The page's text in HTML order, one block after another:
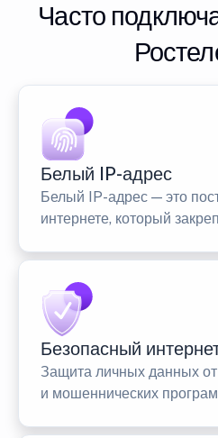
Часто
Белый IP-адрес
Белый IP-адрес — это
интернете, который
Безопасный
Защита личных данных от
и мошеннических